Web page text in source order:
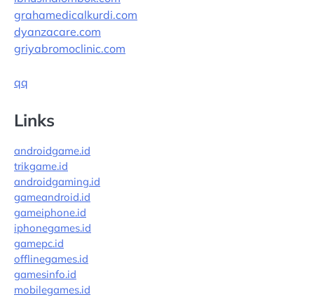
grahamedicalkurdi.com
dyanzacare.com
griyabromoclinic.com
qq
Links
androidgame.id
trikgame.id
androidgaming.id
gameandroid.id
gameiphone.id
iphonegames.id
gamepc.id
offlinegames.id
gamesinfo.id
mobilegames.id